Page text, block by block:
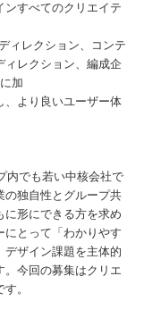
ンすべてのクリエイテ
ィレクション、コンテ
ィレクション、編成企
加
、より良いユーザー体
内でも若い中核会社で
の独自性とグループ共
に形にできる方を求め
にとって「わかりやす
デザイン課題を主体的
。今回の募集はクリエ
。